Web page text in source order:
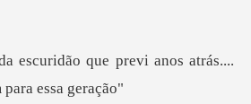
que previ anos atrás....